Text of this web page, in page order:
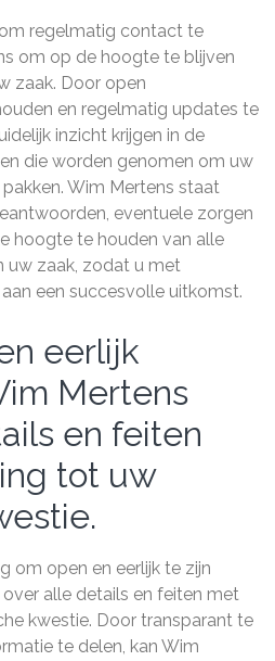
regelmatig contact te
om op de hoogte te blijven
zaak. Door open
en regelmatig updates te
inzicht krijgen in de
die worden genomen om uw
Wim Mertens staat
eventuele zorgen
hoogte te houden van alle
uw zaak, zodat u met
een succesvolle uitkomst.
eerlijk
Mertens
en feiten
tot uw
om open en eerlijk te zijn
alle details en feiten met
kwestie. Door transparant te
te delen, kan Wim